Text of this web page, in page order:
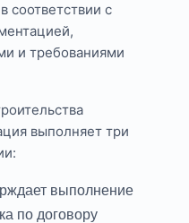
соответствии с
и требованиями
выполняет три
выполнение
по договору